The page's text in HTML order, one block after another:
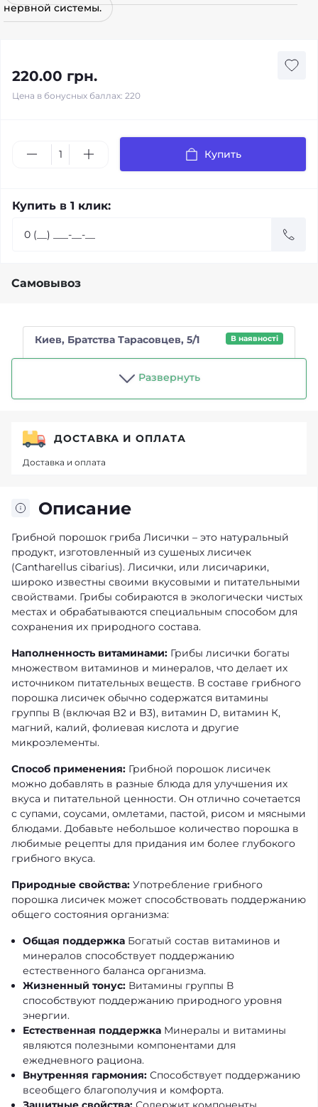
нервной системы.
220.00 грн.
Цена в бонусных баллах: 220
Купить
Купить в 1 клик:
Самовывоз
Киев, Братства Тарасовцев, 5/1 В наявності
Развернуть
Описание
Грибной порошок гриба Лисички – это натуральный
продукт, изготовленный из сушеных лисичек
(Cantharellus cibarius). Лисички, или лисичарики,
широко известны своими вкусовыми и питательными
свойствами. Грибы собираются в экологически чистых
местах и обрабатываются специальным способом для
сохранения их природного состава.
Наполненность витаминами: Грибы лисички богаты
множеством витаминов и минералов, что делает их
источником питательных веществ. В составе грибного
порошка лисичек обычно содержатся витамины
группы В (включая B2 и B3), витамин D, витамин К,
магний, калий, фолиевая кислота и другие
микроэлементы.
Способ применения: Грибной порошок лисичек
можно добавлять в разные блюда для улучшения их
вкуса и питательной ценности. Он отлично сочетается
с супами, соусами, омлетами, пастой, рисом и мясными
блюдами. Добавьте небольшое количество порошка в
любимые рецепты для придания им более глубокого
грибного вкуса.
Природные свойства: Употребление грибного
порошка лисичек может способствовать поддержанию
общего состояния организма:
Общая поддержка Богатый состав витаминов и
минералов способствует поддержанию
естественного баланса организма.
Жизненный тонус: Витамины группы В
способствуют поддержанию природного уровня
энергии.
Естественная поддержка Минералы и витамины
являются полезными компонентами для
ежедневного рациона.
Внутренняя гармония: Способствует поддержанию
всеобщего благополучия и комфорта.
ДОСТАВКА И ОПЛАТА
Доставка и оплата